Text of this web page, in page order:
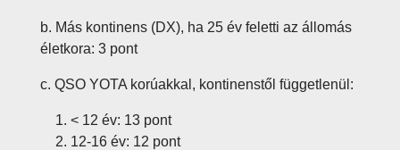
b. Más kontinens (DX), ha 25 év feletti az állomás
életkora: 3 pont
c. QSO YOTA korúakkal, kontinenstől függetlenül:
< 12 év: 13 pont
12-16 év: 12 pont